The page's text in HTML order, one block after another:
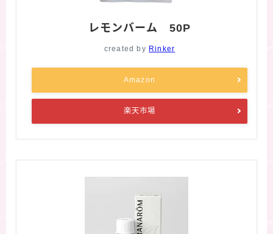
レモンバーム 50P
created by Rinker
Amazon
楽天市場